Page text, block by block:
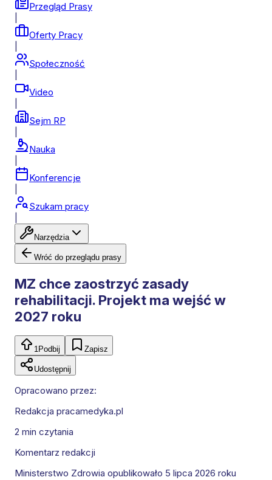
Przegląd Prasy
Oferty Pracy
Społeczność
Video
Sejm RP
Nauka
Konferencje
Szukam pracy
Narzędzia
Wróć do przeglądu prasy
MZ chce zaostrzyć zasady
rehabilitacji. Projekt ma wejść w
2027 roku
1Podbij Zapisz
Udostępnij
Opracowano przez:
Redakcja pracamedyka.pl
2 min czytania
Komentarz redakcji
Ministerstwo Zdrowia opublikowało 5 lipca 2026 roku